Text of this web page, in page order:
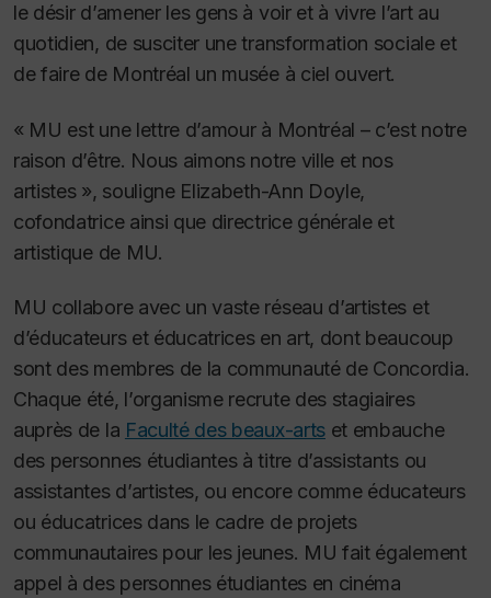
le désir d’amener les gens à voir et à vivre l’art au
quotidien, de susciter une transformation sociale et
de faire de Montréal un musée à ciel ouvert.
« MU est une lettre d’amour à Montréal – c’est notre
raison d’être. Nous aimons notre ville et nos
artistes », souligne Elizabeth-Ann Doyle,
cofondatrice ainsi que directrice générale et
artistique de MU.
MU collabore avec un vaste réseau d’artistes et
d’éducateurs et éducatrices en art, dont beaucoup
sont des membres de la communauté de Concordia.
Chaque été, l’organisme recrute des stagiaires
auprès de la Faculté des beaux-artset embauche
des personnes étudiantes à titre d’assistants ou
assistantes d’artistes, ou encore comme éducateurs
ou éducatrices dans le cadre de projets
communautaires pour les jeunes. MU fait également
appel à des personnes étudiantes en cinéma